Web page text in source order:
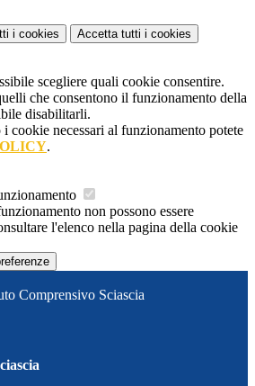
i cookies Accetta tutti i cookies
scegliere quali cookie consentire.
che consentono il funzionamento della
disabilitarli.
cookie necessari al funzionamento potete
.
non possono essere
l'elenco nella pagina della cookie
Comprensivo Sciascia